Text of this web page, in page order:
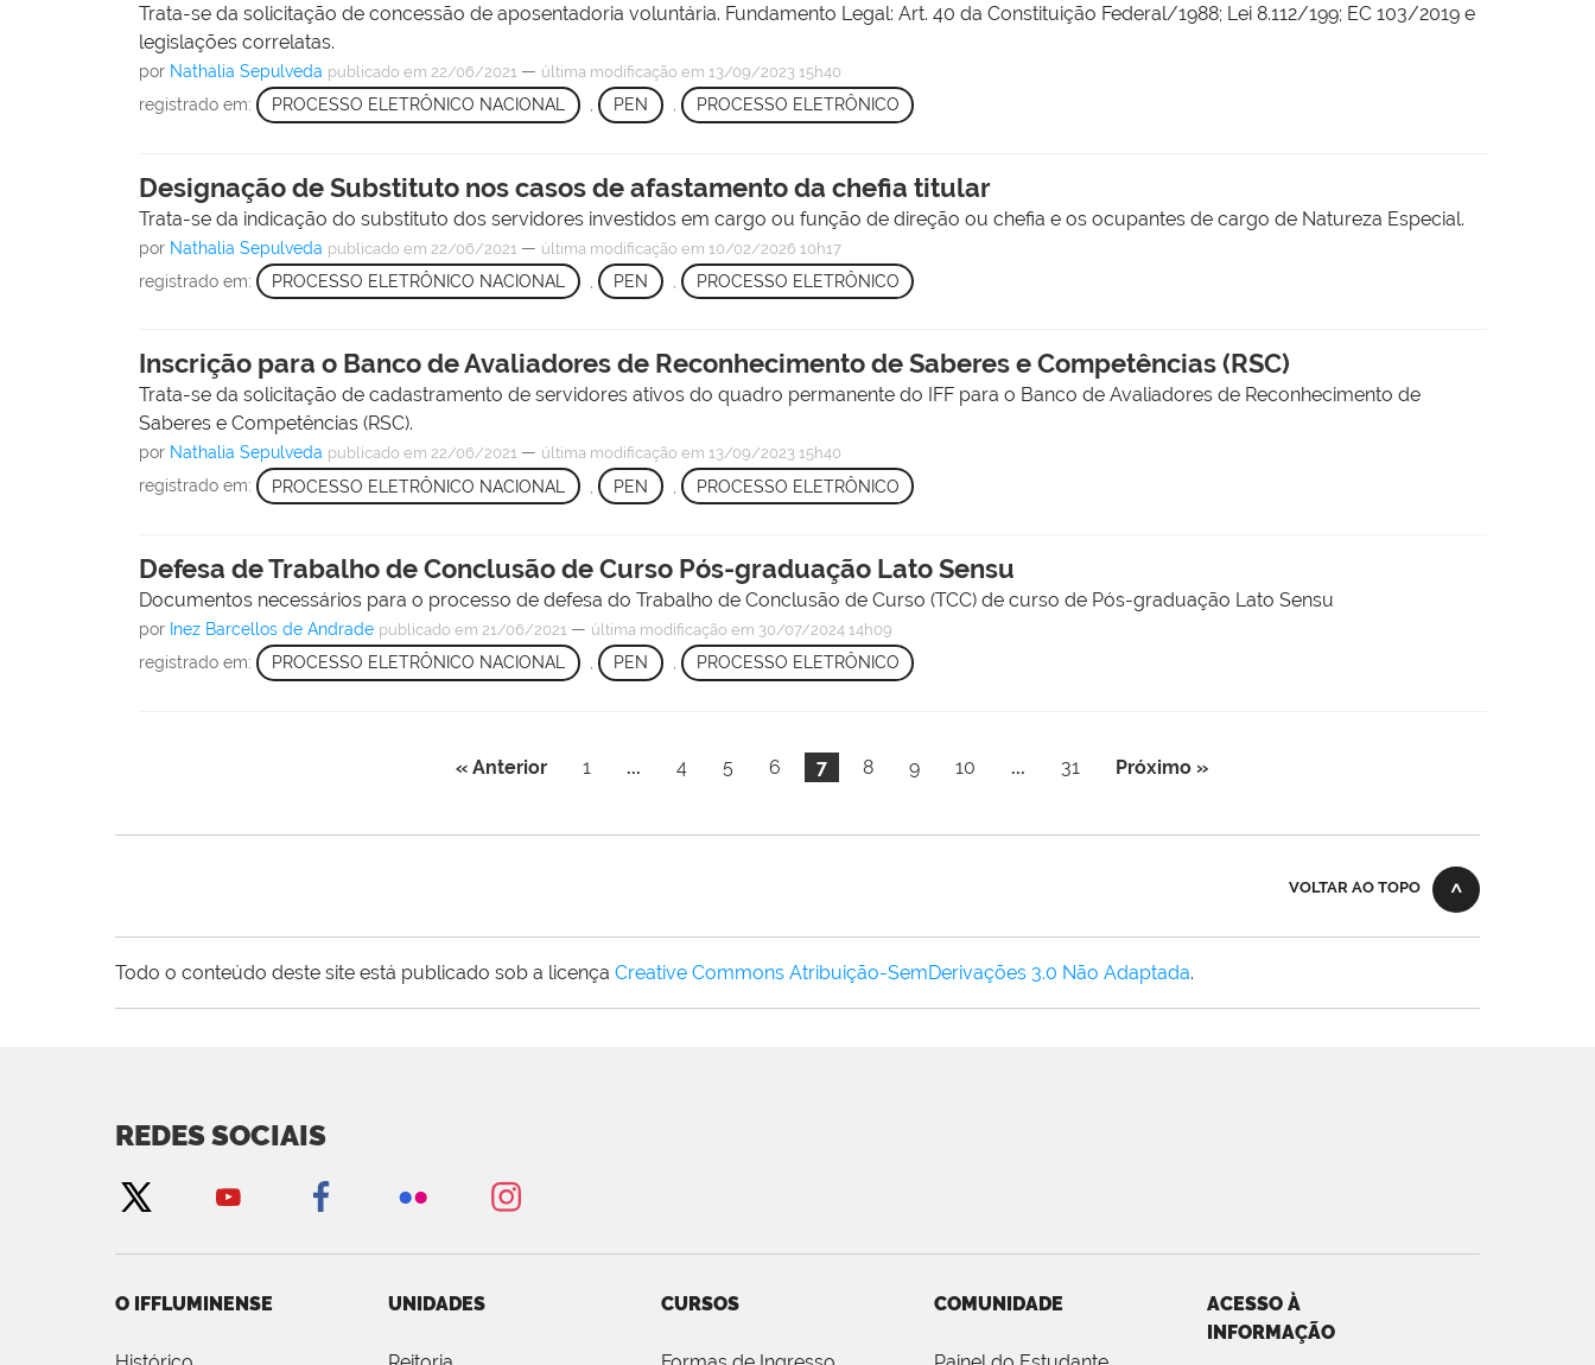
Trata-se da solicitação de concessão de aposentadoria voluntária. Fundamento Legal: Art. 40 da Constituição Federal/1988; Lei 8.112/199; EC 103/2019 e
legislações correlatas.
por Nathalia Sepulveda publicado em 22/06/2021 — última modificação em 13/09/2023 15h40
registrado em: PROCESSO ELETRÔNICO NACIONAL , PEN , PROCESSO ELETRÔNICO
Designação de Substituto nos casos de afastamento da chefia titular
Trata-se da indicação do substituto dos servidores investidos em cargo ou função de direção ou chefia e os ocupantes de cargo de Natureza Especial.
por Nathalia Sepulveda publicado em 22/06/2021 — última modificação em 10/02/2026 10h17
registrado em: PROCESSO ELETRÔNICO NACIONAL PEN PROCESSO ELETRÔNICO
Inscrição para o Banco de Avaliadores de Reconhecimento de Saberes e Competências (RSC)
Trata-se da solicitação de cadastramento de servidores ativos do quadro permanente do IFF para o Banco de Avaliadores de Reconhecimento de
Saberes e Competências (RSC).
por Nathalia Sepulveda publicado em 22/06/2021 — última modificação em 13/09/2023 15h40
registrado em: PROCESSO ELETRÔNICO NACIONAL PEN PROCESSO ELETRÔNICO
Defesa de Trabalho de Conclusão de Curso Pós-graduação Lato Sensu
Documentos necessários para o processo de defesa do Trabalho de Conclusão de Curso (TCC) de curso de Pós-graduação Lato Sensu
por Inez Barcellos de Andrade publicado em 21/06/2021 — última modificação em 30/07/2024 14h09
registrado em: PROCESSO ELETRÔNICO NACIONAL , PEN , PROCESSO ELETRÔNICO
« Anterior 1 ... 4 5 6 7 8 9 10 ... 31 Próximo »
VOLTAR AO TOPO
Todo o conteúdo deste site está publicado sob a licença Creative Commons Atribuição-SemDerivações 3.0 Não Adaptada.
REDES SOCIAIS
O IFFLUMINENSE UNIDADES CURSOS COMUNIDADE
ACESSO À
INFORMAÇÃO